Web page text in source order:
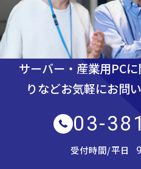
サーバー・産業用PC
りなどお気軽にお問
03-
受付時間/平日